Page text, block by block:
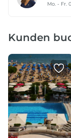
Mo. - Fr.
Kunden